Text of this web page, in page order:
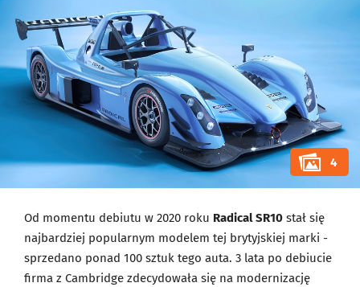
4
Od momentu debiutu w 2020 roku Radical SR10 stał się
najbardziej popularnym modelem tej brytyjskiej marki -
sprzedano ponad 100 sztuk tego auta. 3 lata po debiucie
firma z Cambridge zdecydowała się na modernizację